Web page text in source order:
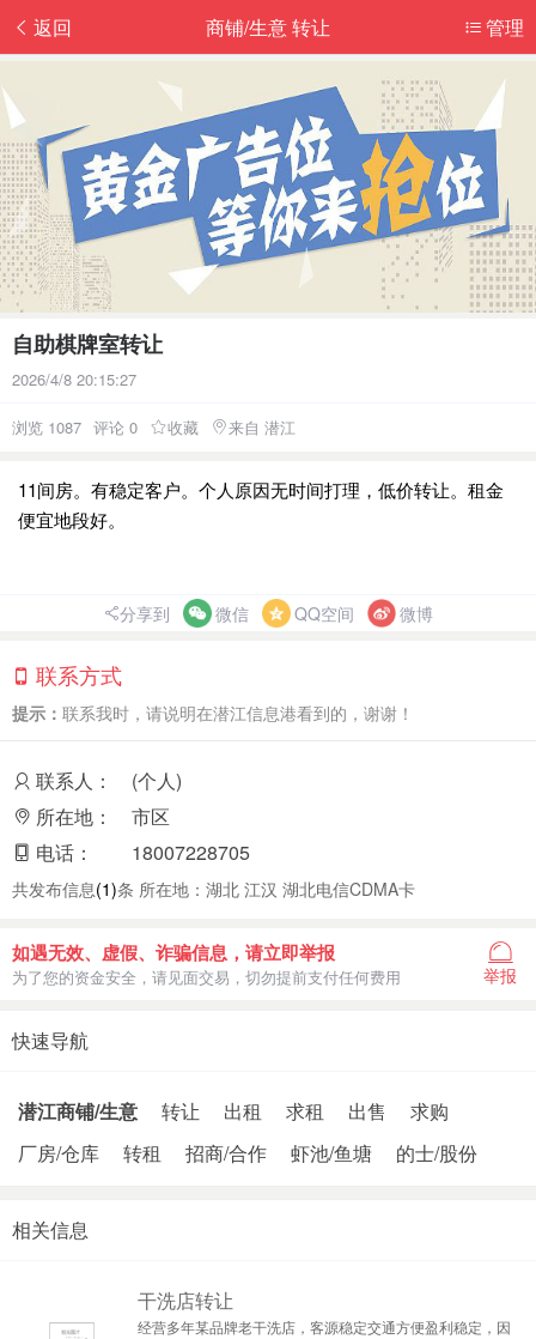
返回 管理
商铺/生意 转让
自助棋牌室转让
2026/4/8 20:15:27
浏览 1087 评论 0 收藏 来自 潜江
11间房。有稳定客户。个人原因无时间打理，低价转让。租金
便宜地段好。
分享到 微信 QQ空间 微博
联系方式
提示： 联系我时，请说明在潜江信息港看到的，谢谢！
联系人：
(个人)
所在地：
市区
电话：
18007228705
共发布信息(1)条 所在地：湖北 江汉 湖北电信CDMA卡
如遇无效、虚假、诈骗信息，请立即举报
为了您的资金安全，请见面交易，切勿提前支付任何费用 举报
快速导航
潜江商铺/生意 转让 出租 求租 出售
求购
厂房/仓库
转租 招商/合作 虾池/鱼塘 的士/股份
相关信息
干洗店转让
经营多年某品牌老干洗店，客源稳定交通方便盈利稳定，因